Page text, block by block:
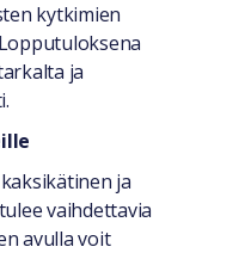
kytkimien
ja
kaksikätinen ja
vaihdettavia
avulla voit